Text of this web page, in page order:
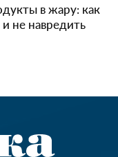
в жару: как
не навредить